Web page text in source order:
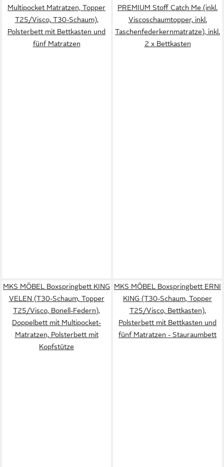
Multipocket Matratzen, Topper
T25/Visco, T30-Schaum),
Polsterbett mit Bettkasten und
fünf Matratzen
PREMIUM Stoff Catch Me (inkl.
Viscoschaumtopper, inkl.
Taschenfederkernmatratze), inkl.
2 x Bettkasten
MKS MÖBEL Boxspringbett KING
VELEN (T30-Schaum, Topper
T25/Visco, Bonell-Federn),
Doppelbett mit Multipocket-
Matratzen, Polsterbett mit
Kopfstütze
MKS MÖBEL Boxspringbett ERNI
KING (T30-Schaum, Topper
T25/Visco, Bettkasten),
Polsterbett mit Bettkasten und
fünf Matratzen - Stauraumbett